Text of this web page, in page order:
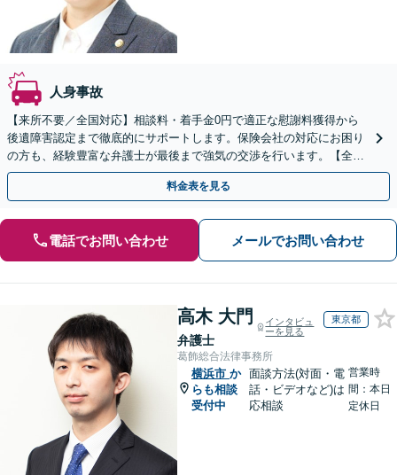
人身事故
【来所不要／全国対応】相談料・着手金0円で適正な慰謝料獲得から
後遺障害認定まで徹底的にサポートします。保険会社の対応にお困り
の方も、経験豊富な弁護士が最後まで強気の交渉を行います。【全国
13拠点】お気軽にご相談ください。
料金表を見る
電話でお問い合わせ メールでお問い合わせ
高木 大門
弁護士
インタビュ
ーを見る
東京都
葛飾総合法律事務所
横浜市 か
らも相談
受付中
面談方法(対面・電
話・ビデオなど)は
応相談
営業時
間：本日
定休日